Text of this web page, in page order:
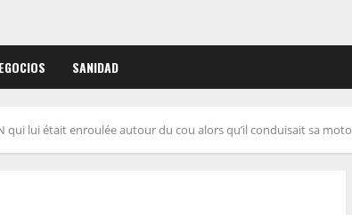
SANIDAD
qui lui était enroulée autour du cou alors qu’il conduisait sa moto